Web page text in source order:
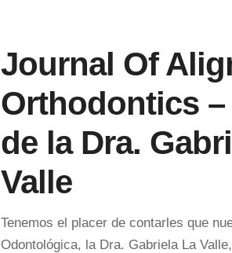
Journal Of
Orthodontics
de la Dra.
Valle
Tenemos el placer de contarles que
Odontológica, la Dra. Gabriela La